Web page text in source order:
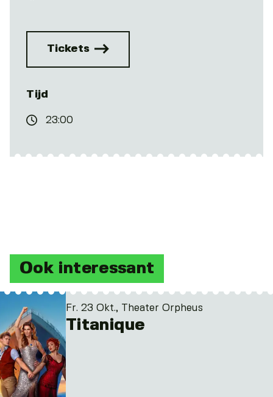
Tickets
Tijd
23:00
Ook interessant
Fr. 23 Okt., Theater Orpheus
Titanique